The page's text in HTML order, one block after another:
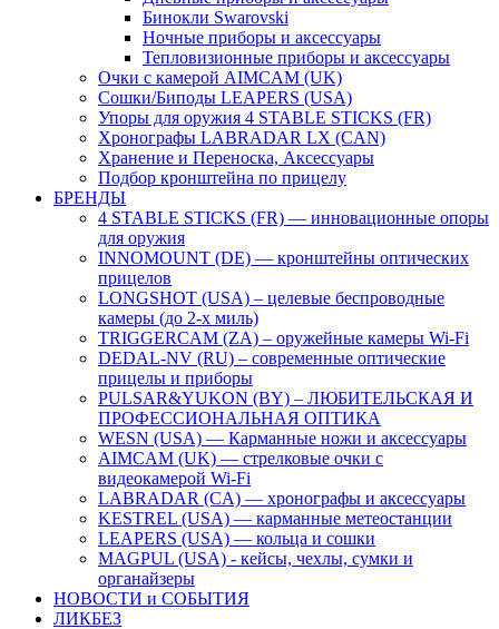
Бинокли Swarovski
Ночные приборы и аксессуары
Тепловизионные приборы и аксессуары
Очки с камерой AIMCAM (UK)
Сошки/Биподы LEAPERS (USA)
Упоры для оружия 4 STABLE STICKS (FR)
Хронографы LABRADAR LX (CAN)
Хранение и Переноска, Аксессуары
Подбор кронштейна по прицелу
БРЕНДЫ
4 STABLE STICKS (FR) — инновационные опоры
для оружия
INNOMOUNT (DE) — кронштейны оптических
прицелов
LONGSHOT (USA) – целевые беспроводные
камеры (до 2-х миль)
TRIGGERCAM (ZA) – оружейные камеры Wi-Fi
DEDAL-NV (RU) – современные оптические
прицелы и приборы
PULSAR&YUKON (BY) – ЛЮБИТЕЛЬСКАЯ И
ПРОФЕССИОНАЛЬНАЯ ОПТИКА
WESN (USA) — Карманные ножи и аксессуары
AIMCAM (UK) — стрелковые очки с
видеокамерой Wi-Fi
LABRADAR (CA) — хронографы и аксессуары
KESTREL (USA) — карманные метеостанции
LEAPERS (USA) — кольца и сошки
MAGPUL (USA) - кейсы, чехлы, сумки и
органайзеры
НОВОСТИ и СОБЫТИЯ
ЛИКБЕЗ